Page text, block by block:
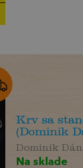
Krv sa
(Dominik
Dominik Dán
Na sklade